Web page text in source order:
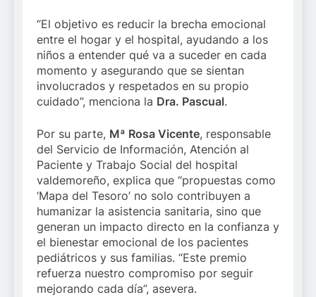
“El objetivo es reducir la brecha emocional
entre el hogar y el hospital, ayudando a los
niños a entender qué va a suceder en cada
momento y asegurando que se sientan
involucrados y respetados en su propio
cuidado”, menciona la Dra. Pascual.
Por su parte, Mª Rosa Vicente, responsable
del Servicio de Información, Atención al
Paciente y Trabajo Social del hospital
valdemoreño, explica que “propuestas como
‘Mapa del Tesoro’ no solo contribuyen a
humanizar la asistencia sanitaria, sino que
generan un impacto directo en la confianza y
el bienestar emocional de los pacientes
pediátricos y sus familias. “Este premio
refuerza nuestro compromiso por seguir
mejorando cada día”, asevera.